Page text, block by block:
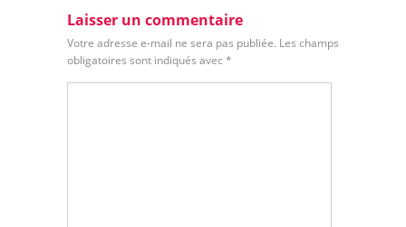
Laisser un commentaire
Votre adresse e-mail ne sera pas publiée. Les champs
obligatoires sont indiqués avec *